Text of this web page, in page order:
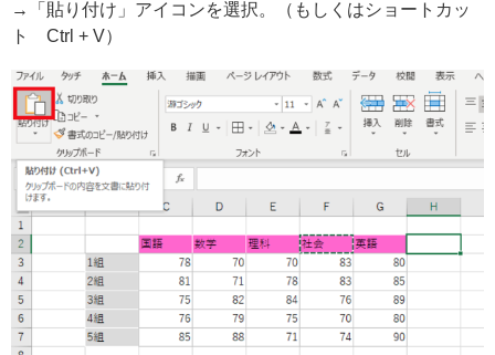
→「貼り付け」アイコンを選択。（もしくはショートカッ
ト Ctrl + V）